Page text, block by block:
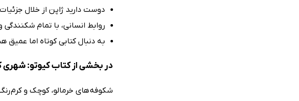
دوست دارید ژاپن از خلال
روابط انسانی، با تمام
به دنبال کتابی کوتاه اما
در بخشی از کتاب کیوتو: شهری
شکوفه های خرمالو، کوچک و کرم